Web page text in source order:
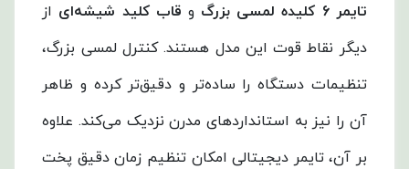
تایمر 6 کلیده لمسی بزرگ
و قاب کلید شیشه‌ای از
دیگر نقاط قوت این مدل هستند. کنترل لمسی بزرگ،
تنظیمات دستگاه را ساده‌تر و دقیق‌تر کرده و ظاهر
آن را نیز به استانداردهای مدرن نزدیک می‌کند. علاوه
بر آن، تایمر دیجیتالی امکان تنظیم زمان دقیق پخت